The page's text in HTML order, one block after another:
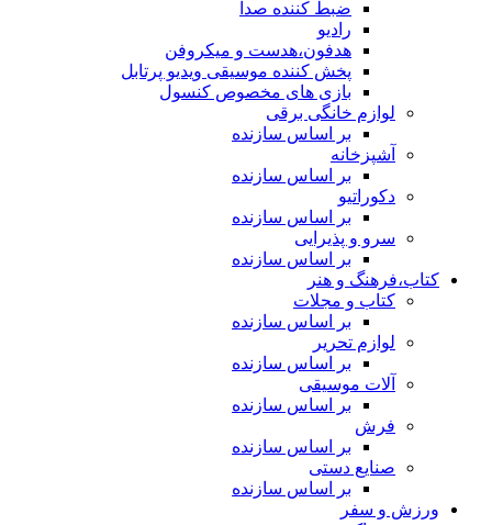
ضبط کننده صدا
رادیو
هدفون،هدست و میکروفن
پخش کننده موسیقی ویدیو پرتابل
بازی های مخصوص کنسول
لوازم خانگی برقی
بر اساس سازنده
آشپزخانه
بر اساس سازنده
دکوراتیو
بر اساس سازنده
سرو و پذیرایی
بر اساس سازنده
کتاب،فرهنگ و هنر
کتاب و مجلات
بر اساس سازنده
لوازم تحریر
بر اساس سازنده
آلات موسیقی
بر اساس سازنده
فرش
بر اساس سازنده
صنایع دستی
بر اساس سازنده
ورزش و سفر